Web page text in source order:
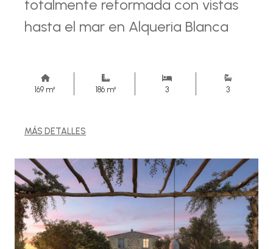
totalmente reformada con vistas
hasta el mar en Alqueria Blanca
169 m² 186 m² 3 3
MÁS DETALLES